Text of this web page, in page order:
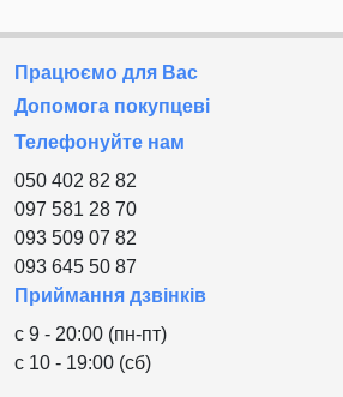
Працюємо для Вас
Допомога покупцеві
Телефонуйте нам
050 402 82 82
097 581 28 70
093 509 07 82
093 645 50 87
Приймання дзвінків
с 9 - 20:00 (пн-пт)
с 10 - 19:00 (сб)